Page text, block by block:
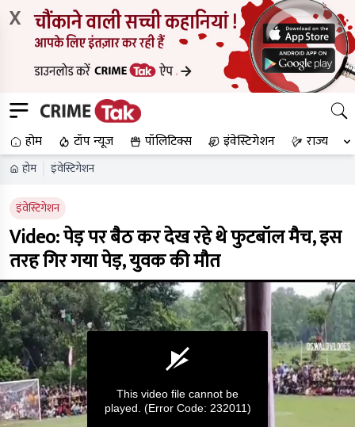
X
होम टॉप न्यूज पॉलिटिक्स इंवेस्टिगेशन राज्य
होम इंवेस्टिगेशन
इंवेस्टिगेशन
Video: पेड़ पर बैठ कर देख रहे थे फुटबॉल मैच, इस
तरह गिर गया पेड़, युवक की मौत
This video file cannot be
played. (Error Code: 232011)